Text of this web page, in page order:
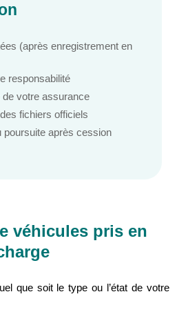
(après enregistrement en
responsabilité
votre assurance
fichiers officiels
poursuite après cession
véhicules pris en
que soit le type ou l’état de votre